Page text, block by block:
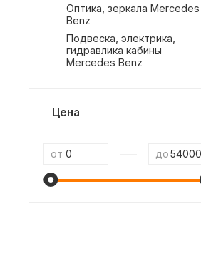
Оптика, зеркала Mercedes
Benz
Подвеска, электрика,
гидравлика кабины
Mercedes Benz
Цена
от до